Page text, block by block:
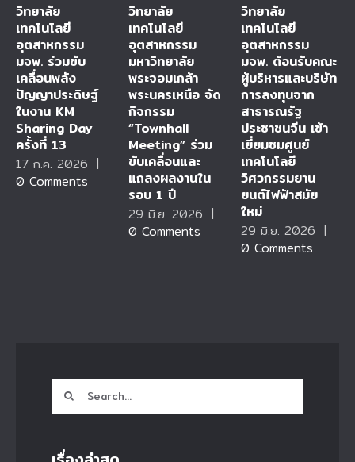
วิทยาลัย
เทคโนโลยี
อุตสาหกรรม
มจพ. ร่วมขับ
เคลื่อนพลัง
ปัญญาประดิษฐ์
ในงาน KM
Sharing Day
ครั้งที่ 13
17 ก.ค. 2026 |
0 Comments
วิทยาลัย
เทคโนโลยี
อุตสาหกรรม
มหาวิทยาลัย
พระจอมเกล้า
พระนครเหนือ จัด
กิจกรรม
“Townhall
Meeting” ร่วม
ขับเคลื่อนและ
แถลงผลงานใน
รอบ 1 ปี
29 มิ.ย. 2026 |
0 Comments
วิทยาลัย
เทคโนโลยี
อุตสาหกรรม
มจพ. ต้อนรับคณะ
ผู้บริหารและบริษัท
การลงทุนจาก
สาธารณรัฐ
ประชาชนจีน เข้า
เยี่ยมชมศูนย์
เทคโนโลยี
วิศวกรรมยาน
ยนต์ไฟฟ้าสมัย
ใหม่
29 มิ.ย. 2026 |
0 Comments
Search
for: